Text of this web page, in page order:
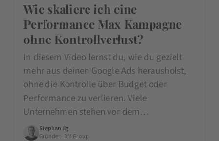
Wie skaliere ich eine
Performance Max Kampagne
ohne Kontrollverlust?
In diesem Video lernst du, wie du gezielt
mehr aus deinen Google Ads herausholst,
ohne die Kontrolle über Budget oder
Performance zu verlieren. Viele
Unternehmen stehen vor dem…
Stephan Ilg
Gründer · DM Group